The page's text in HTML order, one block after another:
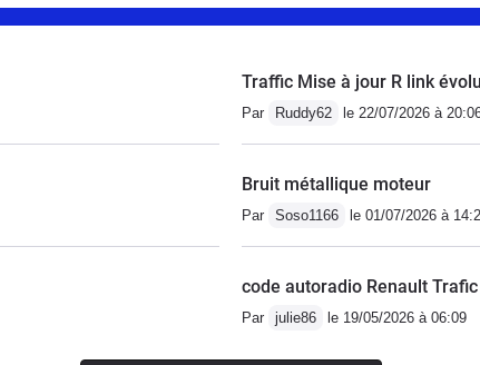
une horloge, je n'avais aucune raison de me
et qui font leurs études dans des villes
version 140 CV (moteur d'origine Nissan) qui est
Traffic Mise à jour R link
Par Ruddy62 le 22/07/2026 à
Bruit métallique moteur
Par Soso1166 le 01/07/2026 à
code autoradio Renault Trafic
Par julie86 le 19/05/2026 à 06:09